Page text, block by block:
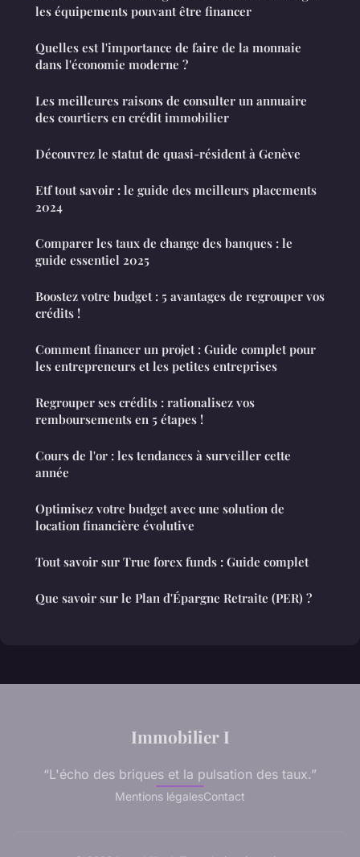
les équipements pouvant être financer
Quelles est l'importance de faire de la monnaie
dans l'économie moderne ?
Les meilleures raisons de consulter un annuaire
des courtiers en crédit immobilier
Découvrez le statut de quasi-résident à Genève
Etf tout savoir : le guide des meilleurs placements
2024
Comparer les taux de change des banques : le
guide essentiel 2025
Boostez votre budget : 5 avantages de regrouper vos
crédits !
Comment financer un projet : Guide complet pour
les entrepreneurs et les petites entreprises
Regrouper ses crédits : rationalisez vos
remboursements en 5 étapes !
Cours de l'or : les tendances à surveiller cette
année
Optimisez votre budget avec une solution de
location financière évolutive
Tout savoir sur True forex funds : Guide complet
Que savoir sur le Plan d'Épargne Retraite (PER) ?
Immobilier I
“L'écho des briques et la pulsation des taux.”
Mentions légalesContact